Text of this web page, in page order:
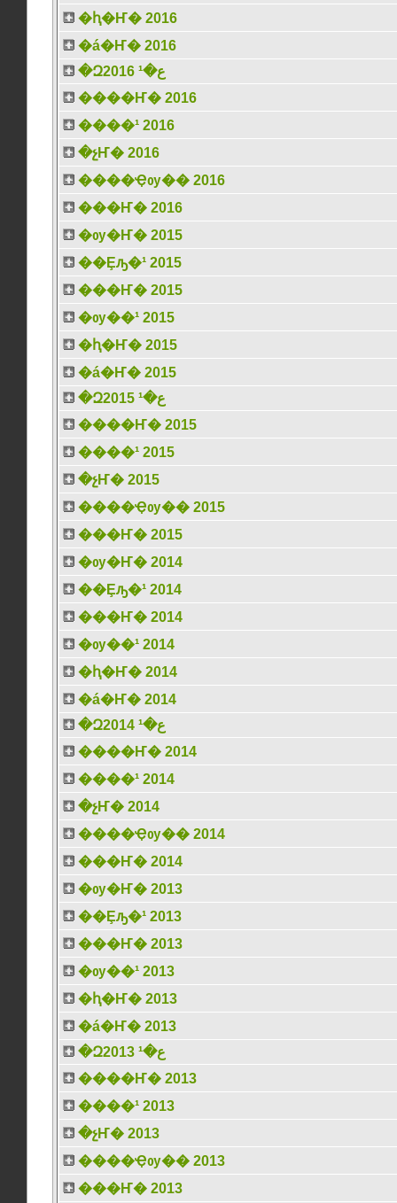
�ԧ�Ҥ� 2016
�á�Ҥ� 2016
�Զع�¹ 2016
����Ҥ� 2016
����¹ 2016
�չҤ� 2016
����Ҿѹ�� 2016
���Ҥ� 2016
�ѹ�Ҥ� 2015
��Ȩԡ�¹ 2015
���Ҥ� 2015
�ѹ��¹ 2015
�ԧ�Ҥ� 2015
�á�Ҥ� 2015
�Զع�¹ 2015
����Ҥ� 2015
����¹ 2015
�չҤ� 2015
����Ҿѹ�� 2015
���Ҥ� 2015
�ѹ�Ҥ� 2014
��Ȩԡ�¹ 2014
���Ҥ� 2014
�ѹ��¹ 2014
�ԧ�Ҥ� 2014
�á�Ҥ� 2014
�Զع�¹ 2014
����Ҥ� 2014
����¹ 2014
�չҤ� 2014
����Ҿѹ�� 2014
���Ҥ� 2014
�ѹ�Ҥ� 2013
��Ȩԡ�¹ 2013
���Ҥ� 2013
�ѹ��¹ 2013
�ԧ�Ҥ� 2013
�á�Ҥ� 2013
�Զع�¹ 2013
����Ҥ� 2013
����¹ 2013
�չҤ� 2013
����Ҿѹ�� 2013
���Ҥ� 2013